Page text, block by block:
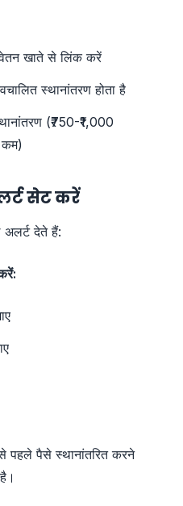
खाते से लिंक करें
स्थानांतरण होता है
(₹750-₹1,000
कम)
सेट करें
देते हैं:
पहले पैसे स्थानांतरित करने